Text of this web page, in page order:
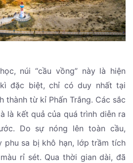
núi “cầu vồng” này là hiện
đặc biệt, chỉ có duy nhất tại
thành từ kỉ Phấn Trắng. Các sắc
là kết quả của quá trình diễn ra
Do sự nóng lên toàn cầu,
phu sa bị khô hạn, lớp trầm tích
rỉ sét. Qua thời gian dài, đã